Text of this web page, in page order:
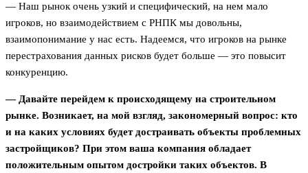
— Наш рынок очень узкий и специфический, на нем мало
игроков, но взаимодействием с РНПК мы довольны,
взаимопонимание у нас есть. Надеемся, что игроков на рынке
перестрахования данных рисков будет больше — это повысит
конкуренцию.
— Давайте перейдем к происходящему на строительном
рынке. Возникает, на мой взгляд, закономерный вопрос: кто
и на каких условиях будет достраивать объекты проблемных
застройщиков? При этом ваша компания обладает
положительным опытом достройки таких объектов. В